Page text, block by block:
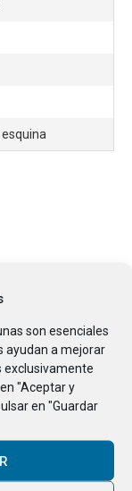
son esenciales
ayudan a mejorar
exclusivamente
"Aceptar y
en "Guardar